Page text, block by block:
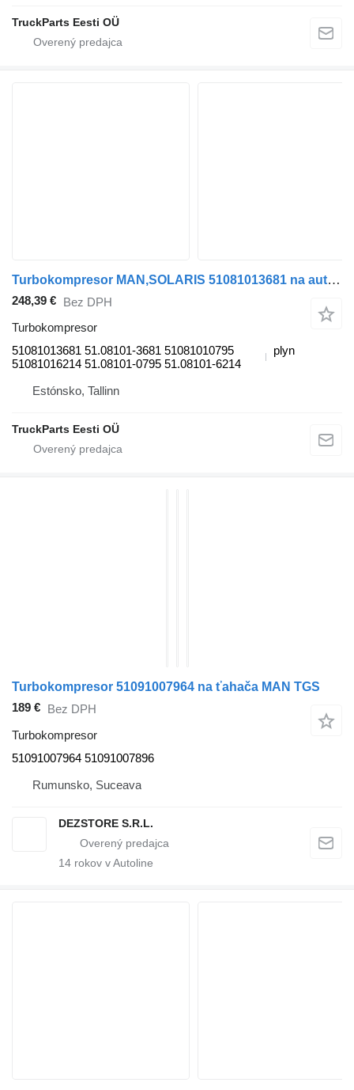
TruckParts Eesti OÜ
Turbokompresor MAN,SOLARIS 51081013681 na autobusa MAN
248,39 € Bez DPH
Turbokompresor
51081013681 51.08101-3681 51081010795
51081016214 51.08101-0795 51.08101-6214
plyn
Estónsko, Tallinn
TruckParts Eesti OÜ
Turbokompresor 51091007964 na ťahača MAN TGS
189 € Bez DPH
Turbokompresor
51091007964 51091007896
Rumunsko, Suceava
DEZSTORE S.R.L.
14 rokov v Autoline